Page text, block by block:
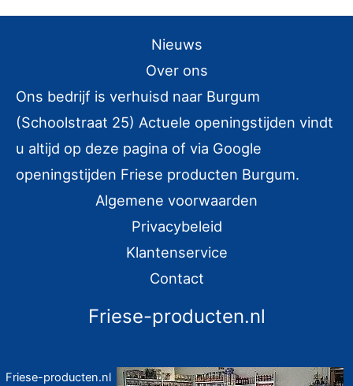
n
r
Nieuws
Over ons
Ons bedrijf is verhuisd naar Burgum
(Schoolstraat 25) Actuele openingstijden vindt
u altijd op deze pagina of via Google
openingstijden Friese producten Burgum.
Algemene voorwaarden
Privacybeleid
Klantenservice
Contact
Friese-producten.nl
Friese-producten.nl